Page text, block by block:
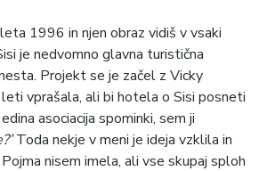
1996 in njen obraz vidiš v vsaki
je nedvomno glavna turistična
Projekt se je začel z Vicky
vprašala, ali bi hotela o Sisi posneti
asociacija spominki, sem ji
Toda nekje v meni je ideja vzklila in
nisem imela, ali vse skupaj sploh